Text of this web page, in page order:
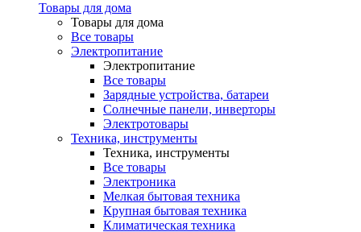
Товары для дома
Товары для дома
Все товары
Электропитание
Электропитание
Все товары
Зарядные устройства, батареи
Солнечные панели, инверторы
Электротовары
Техника, инструменты
Техника, инструменты
Все товары
Электроника
Мелкая бытовая техника
Крупная бытовая техника
Климатическая техника